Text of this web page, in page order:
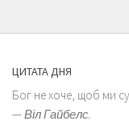
ЦИТАТА ДНЯ
Бог не хоче, щоб ми
—Віл Гайбелс.